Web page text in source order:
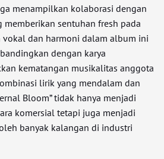
menampilkan kolaborasi dengan
memberikan sentuhan fresh pada
vokal dan harmoni dalam album ini
dengan karya
kematangan musikalitas anggota
lirik yang mendalam dan
Bloom” tidak hanya menjadi
komersial tetapi juga menjadi
banyak kalangan di industri